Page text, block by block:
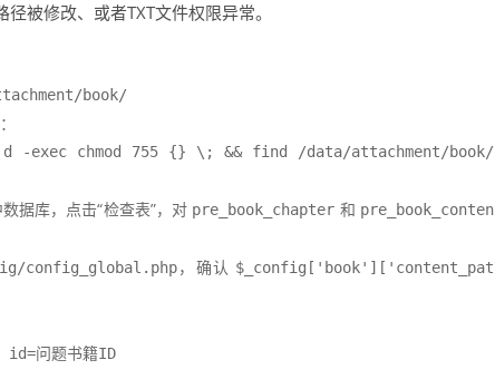
被修改、或者TXT文件权限异常。
book/
-exec chmod 755 {} \; && find /data/attachment/book/
据库，点击“检查表”，对 pre_book_chapter 和 pre_book_conten
config_global.php，确认 $_config['book']['content_pat
id=问题书籍ID